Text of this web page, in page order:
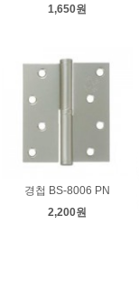
1,650원
경첩 BS-8006 PN
2,200원